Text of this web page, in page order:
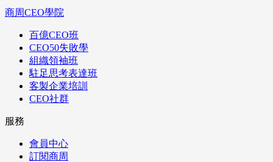
商周CEO學院
百億CEO班
CEO50失敗學
組織領袖班
駐足思考表達班
客製企業培訓
CEO社群
服務
會員中心
訂閱商周